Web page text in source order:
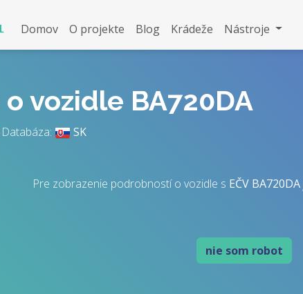
Domov O projekte Blog Krádeže Nástroje
vozidle BA720DA
Databáza: SK
Pre zobrazenie podrobností o vozidle s EČV BA720DA
nie som robot